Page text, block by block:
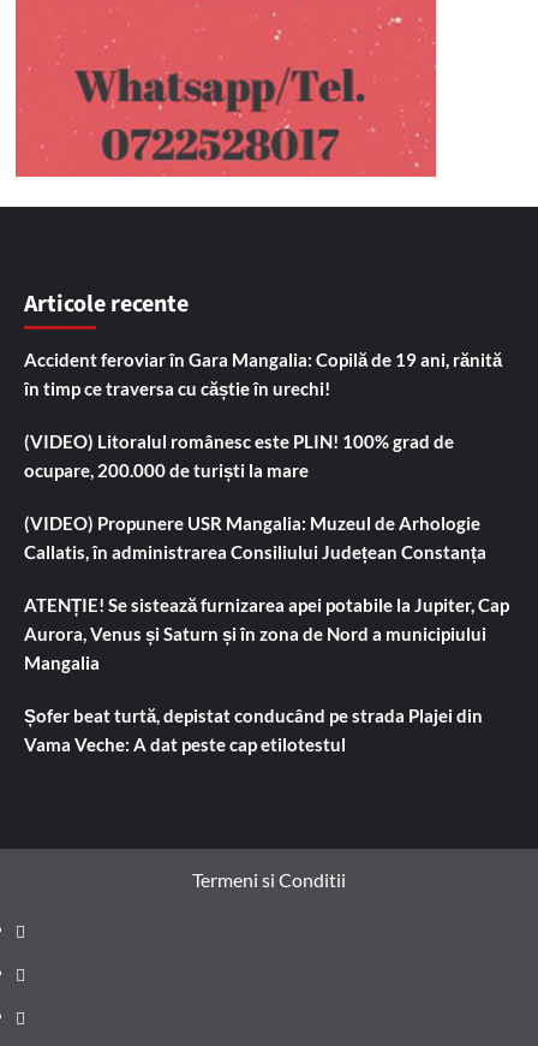
Articole recente
Accident feroviar în Gara Mangalia: Copilă de 19 ani, rănită
în timp ce traversa cu căștie în urechi!
(VIDEO) Litoralul românesc este PLIN! 100% grad de
ocupare, 200.000 de turiști la mare
(VIDEO) Propunere USR Mangalia: Muzeul de Arhologie
Callatis, în administrarea Consiliului Județean Constanța
ATENȚIE! Se sistează furnizarea apei potabile la Jupiter, Cap
Aurora, Venus și Saturn și în zona de Nord a municipiului
Mangalia
Șofer beat turtă, depistat conducând pe strada Plajei din
Vama Veche: A dat peste cap etilotestul
Termeni si Conditii
Prima
pagină
Știri
de
Administrație